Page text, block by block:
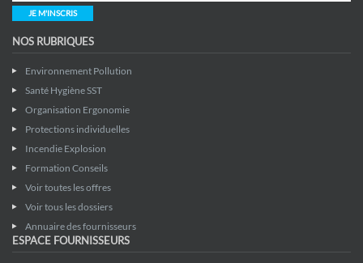
JE M'INSCRIS
NOS RUBRIQUES
Environnement Pollution
Santé Hygiène SST
Organisation Ergonomie
Protections individuelles
Incendie Explosion
Formation Conseils
Voir toutes les offres
Voir tous les dossiers
Annuaire des fournisseurs
ESPACE FOURNISSEURS